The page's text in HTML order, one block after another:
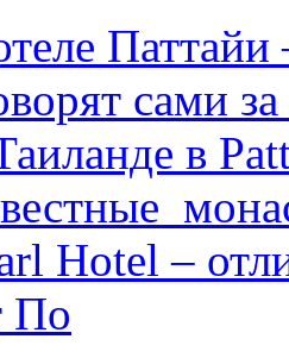
сами за
в
Hotel –
По